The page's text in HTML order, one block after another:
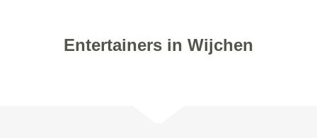
Entertainers in Wijchen